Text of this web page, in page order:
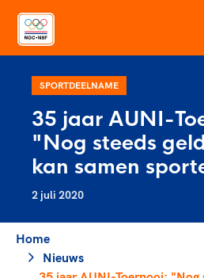
Over NOC*NSF
Sportagenda 2032
Leden
Raad van Toezicht en Bestuur
Merkbescherming NOC*NSF
Sportdeelname
Bonden en professionals in de
Beleidsmedewerkers
Clubbestuurders
Coördinatoren en opleiders
Topsport
Voor talentvolle sporters
Voor bonden
SPORTDEELNAME
35 jaar AUNI-
"Nog steeds
kan samen
2 juli 2020
Home
Nieuws